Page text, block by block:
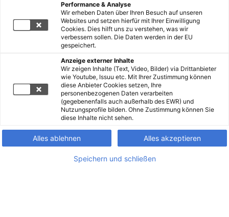
Performance & Analyse
Wir erheben Daten über Ihren Besuch auf unseren
Websites und setzen hierfür mit Ihrer Einwilligung
Cookies. Dies hilft uns zu verstehen, was wir
verbessern sollen. Die Daten werden in der EU
gespeichert.
Anzeige externer Inhalte
Wir zeigen Inhalte (Text, Video, Bilder) via Drittanbieter
wie Youtube, Issuu etc. Mit Ihrer Zustimmung können
diese Anbieter Cookies setzen, Ihre
personenbezogenen Daten verarbeiten
(gegebenenfalls auch außerhalb des EWR) und
Nutzungsprofile bilden. Ohne Zustimmung können Sie
diese Inhalte nicht sehen.
Alles ablehnen Alles akzeptieren
Speichern und schließen